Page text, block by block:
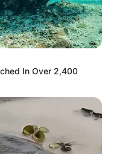
In Over 2,400